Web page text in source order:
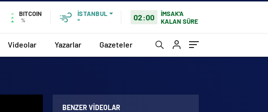
BITCOIN
%
İSTANBUL
°
02:00
İMSAK'A
KALAN SÜRE
Videolar Yazarlar Gazeteler
BENZER VIDEOLAR